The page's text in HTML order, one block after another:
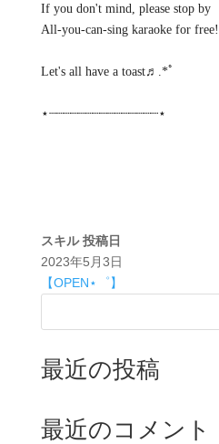
If you don't mind, please stop by ⁡
All-you-can-sing karaoke for free!
Let's all have a toast♬.*ﾟ
⋆┈┈┈┈┈┈┈┈┈┈┈┈┈┈┈⋆
スキル 投稿日
2023年5月3日
【OPEN⋆゜】
最近の投稿
最近のコメント